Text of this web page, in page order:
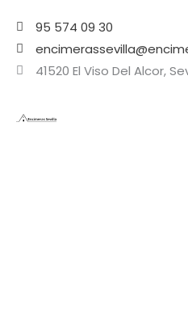
contenido
95 574 09 30
41520 El Viso Del Alcor,